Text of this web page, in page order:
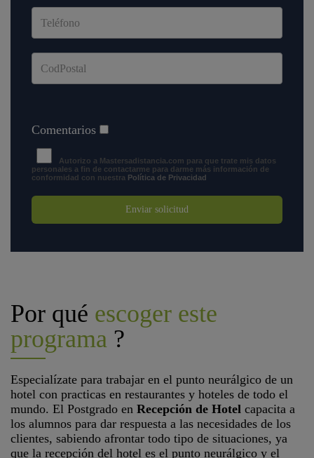
Comentarios
Autorizo a Mastersadistancia.com para que trate mis datos
personales a fin de contactarme para darme más información de
conformidad con nuestra Política de Privacidad
Enviar solicitud
Por qué escoger este
programa ?
Especialízate para trabajar en el punto neurálgico de un
hotel con practicas en restaurantes y hoteles de todo el
mundo. El Postgrado en Recepción de Hotel capacita a
los alumnos para dar respuesta a las necesidades de los
clientes, sabiendo afrontar todo tipo de situaciones, ya
que la recepción del hotel es el punto neurálgico y el